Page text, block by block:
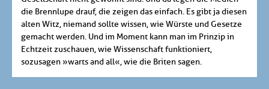
die Brennlupe drauf, die zeigen das einfach. Es gibt ja diesen
alten Witz, niemand sollte wissen, wie Würste und Gesetze
gemacht werden. Und im Moment kann man im Prinzip in
Echtzeit zuschauen, wie Wissenschaft funktioniert,
sozusagen »warts and all«, wie die Briten sagen.